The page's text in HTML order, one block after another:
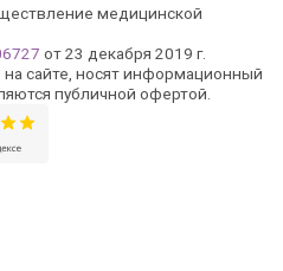
медицинской
от 23 декабря 2019 г.
сайте, носят информационный
публичной офертой.